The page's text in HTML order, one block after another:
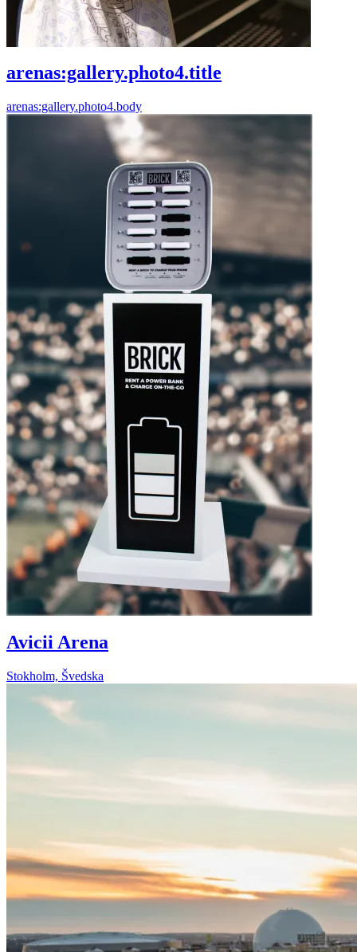
arenas:gallery.photo4.title
arenas:gallery.photo4.body
Avicii Arena
Stokholm, Švedska